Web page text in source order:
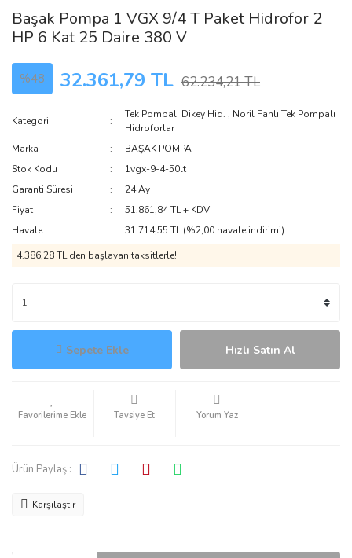
Başak Pompa 1 VGX 9/4 T Paket Hidrofor 2
HP 6 Kat 25 Daire 380 V
%48 32.361,79 TL 62.234,21 TL
Kategori
Tek Pompalı Dikey Hid. , Noril Fanlı Tek Pompalı
Hidroforlar
Marka
BAŞAK POMPA
Stok Kodu
1vgx-9-4-50lt
Garanti Süresi
24 Ay
Fiyat
51.861,84 TL + KDV
Havale
31.714,55 TL (%2,00 havale indirimi)
4.386,28 TL den başlayan taksitlerle!
Sepete Ekle Hızlı Satın Al
Tavsiye Et Yorum Yaz
Ürün Paylaş :
Karşılaştır